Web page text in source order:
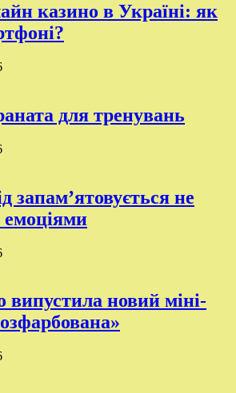
казино в Україні: як
для тренувань
запам’ятовується не
випустила новий міні-